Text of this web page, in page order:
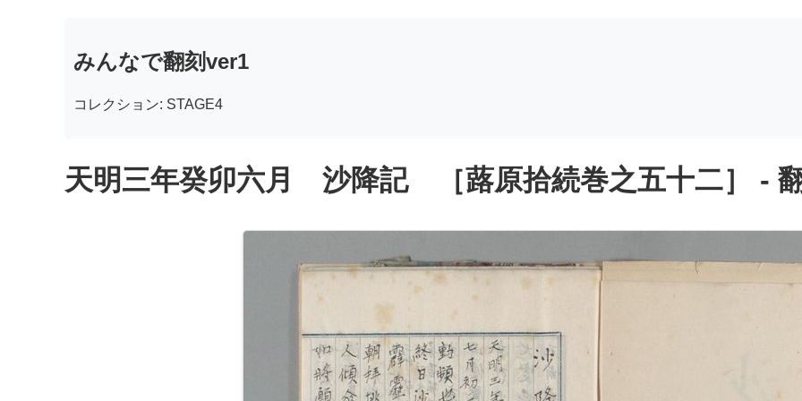
みんなで翻刻ver1
コレクション: STAGE4
天明三年癸卯六月 沙降記 ［蕗原拾続巻之五十二］ -